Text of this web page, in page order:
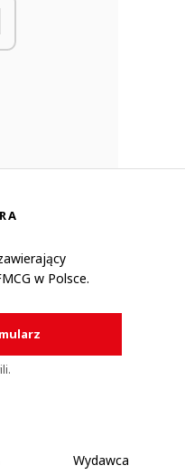
w Polsce.
Wydawca